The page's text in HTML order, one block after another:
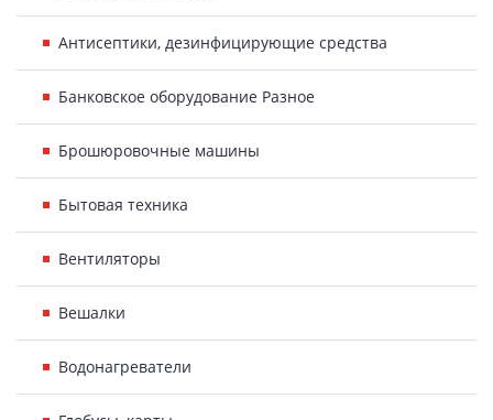
Антисептики, дезинфицирующие средства
Банковское оборудование Разное
Брошюровочные машины
Бытовая техника
Вентиляторы
Вешалки
Водонагреватели